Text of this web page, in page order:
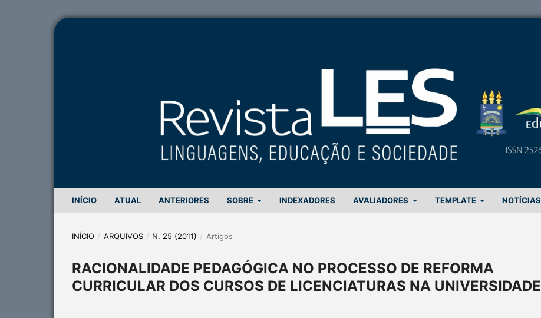
INÍCIO ATUAL ANTERIORES SOBRE INDEXADORES AVALIADORES TEMPLATE NOTÍCIAS
INÍCIO / ARQUIVOS / N. 25 (2011) / Artigos
RACIONALIDADE PEDAGÓGICA NO PROCESSO DE REFORMA
CURRICULAR DOS CURSOS DE LICENCIATURAS NA UNIVERSIDADE